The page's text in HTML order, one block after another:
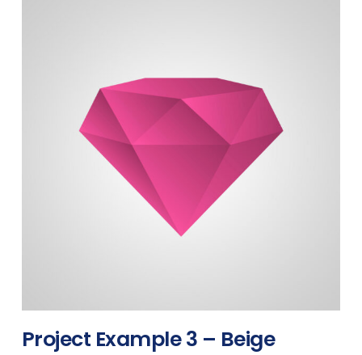
Project Example 3 – Beige